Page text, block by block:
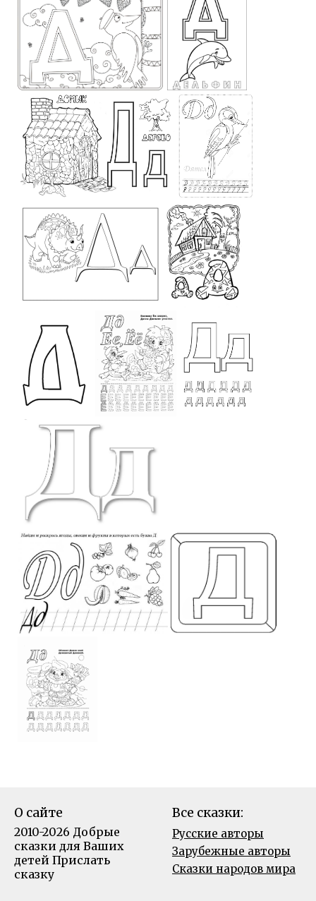
О сайте
2010-2026 Добрые
сказки для Ваших
детей Прислать
сказку
Все сказки:
Русские авторы
Зарубежные авторы
Сказки народов мира